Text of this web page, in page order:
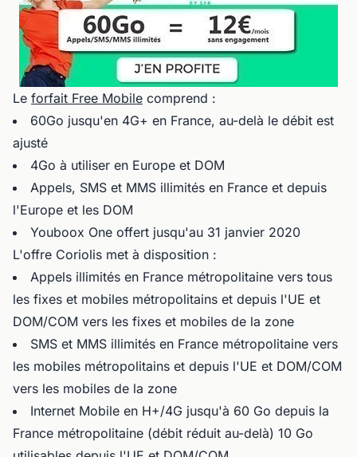
Le forfait Free Mobile comprend :
60Go jusqu'en 4G+ en France, au-delà le débit est
ajusté
4Go à utiliser en Europe et DOM
Appels, SMS et MMS illimités en France et depuis
l'Europe et les DOM
Youboox One offert jusqu'au 31 janvier 2020
L'offre Coriolis met à disposition :
Appels illimités en France métropolitaine vers tous
les fixes et mobiles métropolitains et depuis l'UE et
DOM/COM vers les fixes et mobiles de la zone
SMS et MMS illimités en France métropolitaine vers
les mobiles métropolitains et depuis l'UE et DOM/COM
vers les mobiles de la zone
Internet Mobile en H+/4G jusqu'à 60 Go depuis la
France métropolitaine (débit réduit au-delà) 10 Go